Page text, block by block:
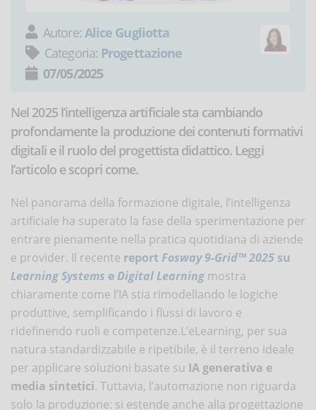
Autore: Alice Gugliotta
Categoria: Progettazione
07/05/2025
Nel 2025 l’intelligenza artificiale sta cambiando
profondamente la produzione dei contenuti formativi
digitali e il ruolo del progettista didattico. Leggi
l’articolo e scopri come.
Nel panorama della formazione digitale, l’intelligenza
artificiale ha superato la fase della sperimentazione per
entrare pienamente nella pratica quotidiana di aziende
e provider. Il recente reportFosway 9-Grid™ 2025 su
Learning Systems eDigital Learning mostra
chiaramente come l’IA stia rimodellando le logiche
produttive, semplificando i flussi di lavoro e
ridefinendo ruoli e competenze.L’eLearning, per sua
natura standardizzabile e ripetibile, è il terreno ideale
per applicare soluzioni basate su IA generativa e
media sintetici. Tuttavia, l’automazione non riguarda
solo la produzione: si estende anche alla progettazione